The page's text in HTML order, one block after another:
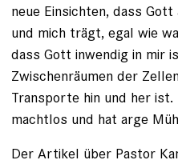
neue Einsichten, dass
und mich trägt, egal wie
dass Gott inwendig in mir
Zwischenräumen der
Transporte hin und her
machtlos und hat arge
Der Artikel über Pastor